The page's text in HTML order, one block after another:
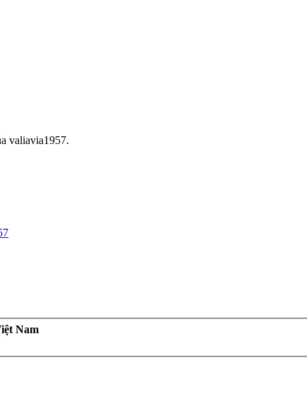
valiavia1957.
Nam